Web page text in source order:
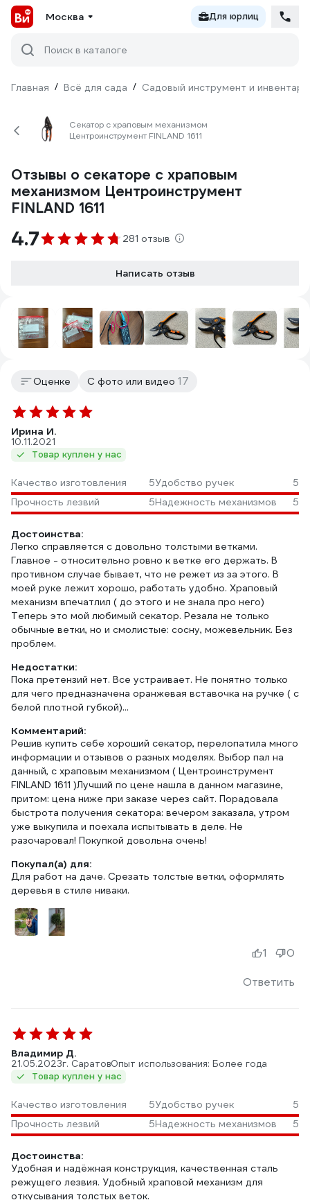
Москва Для юрлиц
Поиск в каталоге
Главная / Всё для сада / Садовый инструмент и инвентарь
Секатор с храповым механизмом
Центроинструмент FINLAND 1611
Отзывы о секаторе с храповым
механизмом Центроинструмент
FINLAND 1611
4.7 281 отзыв
Написать отзыв
Оценке С фото или видео 17
Ирина И.
10.11.2021
Товар куплен у нас
Качество изготовления 5Удобство ручек
5
Прочность лезвий
5Надежность механизмов 5
Достоинства:
Легко справляется с довольно толстыми ветками.
Главное - относительно ровно к ветке его держать. В
противном случае бывает, что не режет из за этого. В
моей руке лежит хорошо, работать удобно. Храповый
механизм впечатлил ( до этого и не знала про него)
Теперь это мой любимый секатор. Резала не только
обычные ветки, но и смолистые: сосну, можевельник. Без
проблем.
Недостатки:
Пока претензий нет. Все устраивает. Не понятно только
для чего предназначена оранжевая вставочка на ручке ( с
белой плотной губкой)...
Комментарий:
Решив купить себе хороший секатор, перелопатила много
информации и отзывов о разных моделях. Выбор пал на
данный, с храповым механизмом ( Центроинструмент
FINLAND 1611 )Лучший по цене нашла в данном магазине,
притом: цена ниже при заказе через сайт. Порадовала
быстрота получения секатора: вечером заказала, утром
уже выкупила и поехала испытывать в деле. Не
разочаровал! Покупкой довольна очень!
Покупал(а) для:
Для работ на даче. Срезать толстые ветки, оформлять
деревья в стиле ниваки.
Ответить
1 0
Владимир Д.
21.05.2023г. СаратовОпыт использования: Более года
Товар куплен у нас
Качество изготовления 5Удобство ручек
5
Прочность лезвий
5Надежность механизмов 5
Достоинства:
Удобная и надёжная конструкция, качественная сталь
режущего лезвия. Удобный храповой механизм для
откусывания толстых веток.